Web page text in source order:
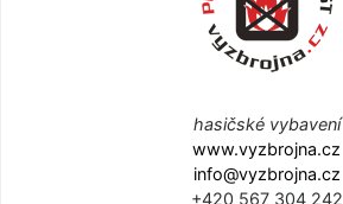
hasičské vybavení
www.vyzbrojna.cz
info@vyzbrojna.cz
+420 567 304 242